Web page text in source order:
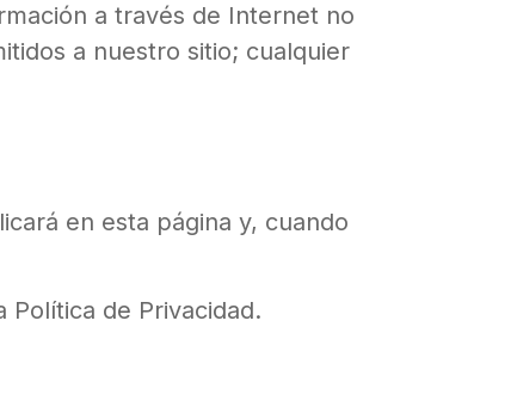
a través de Internet no
a nuestro sitio; cualquier
en esta página y, cuando
de Privacidad.